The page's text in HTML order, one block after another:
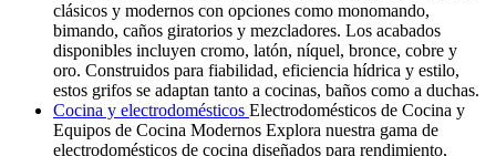
clásicos y modernos con opciones como monomando,
bimando, caños giratorios y mezcladores. Los acabados
disponibles incluyen cromo, latón, níquel, bronce, cobre y
oro. Construidos para fiabilidad, eficiencia hídrica y estilo,
estos grifos se adaptan tanto a cocinas, baños como a duchas.
Cocina y electrodomésticos Electrodomésticos de Cocina y
Equipos de Cocina Modernos Explora nuestra gama de
electrodomésticos de cocina diseñados para rendimiento,